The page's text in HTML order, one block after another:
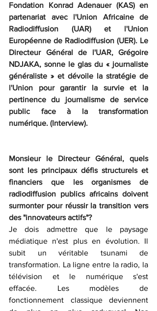
Fondation Konrad Adenauer (KAS) en
partenariat avec l'Union Africaine de
Radiodiffusion (UAR) et l'Union
Européenne de Radiodiffusion (UER). Le
Directeur Général de l'UAR, Grégoire
NDJAKA, sonne le glas du « journaliste
généraliste » et dévoile la stratégie de
l'Union pour garantir la survie et la
pertinence du journalisme de service
public face à la transformation
numérique. (Interview).
Monsieur le Directeur Général, quels
sont les principaux défis structurels et
financiers que les organismes de
radiodiffusion publics africains doivent
surmonter pour réussir la transition vers
des "innovateurs actifs"?
Je dois admettre que le paysage
médiatique n'est plus en évolution. Il
subit un véritable tsunami de
transformation. La ligne entre la radio, la
télévision et le numérique s'est
effacée. Les modèles de
fonctionnement classique deviennent